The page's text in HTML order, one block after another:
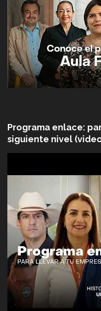
Programa enlace:
siguiente nivel